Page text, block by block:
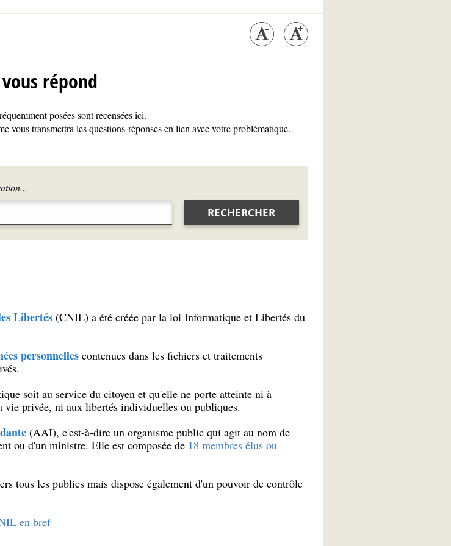
répond
posées sont recensées ici.
vous transmettra les questions-réponses en lien avec votre problématique.
RECHERCHER
Libertés(CNIL) a été créée par la loi Informatique et Libertés du
personnellescontenues dans les fichiers et traitements
soit au service du citoyen et qu'elle ne porte atteinte ni à
privée, ni aux libertés individuelles ou publiques.
(AAI), c'est-à-dire un organisme public qui agit au nom de
ou d'un ministre. Elle est composée de 18 membres élus ou
tous les publics mais dispose également d'un pouvoir de contrôle
en bref